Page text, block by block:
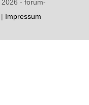
2026 - forum-
| Impressum